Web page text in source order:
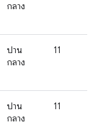
กลาง
ปาน
กลาง
11
ปาน
กลาง
11